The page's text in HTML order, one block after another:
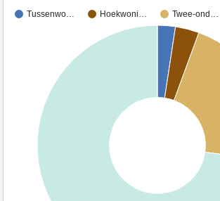
Tussenwo… Hoekwoni… Twee-ond…